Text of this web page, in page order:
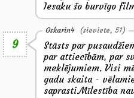
Iesaku šo burvīgo
9
Oskarin4 (sieviete, 51)
Stāsts par
par attiecībām, par
meklējumiem. Visi
gadu skaita -
saprasti.Mīlestība